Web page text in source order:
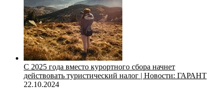
С 2025 года вместо курортного сбора начнет
действовать туристический налог | Новости: ГАРАНТ
22.10.2024